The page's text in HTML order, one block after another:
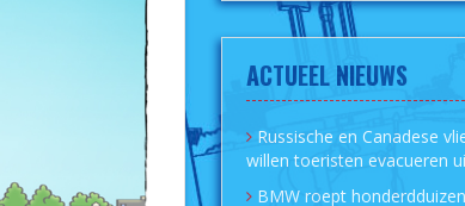
ACTUEEL NIEUWS
Russische en Canadese
willen toeristen evacueren
BMW roept